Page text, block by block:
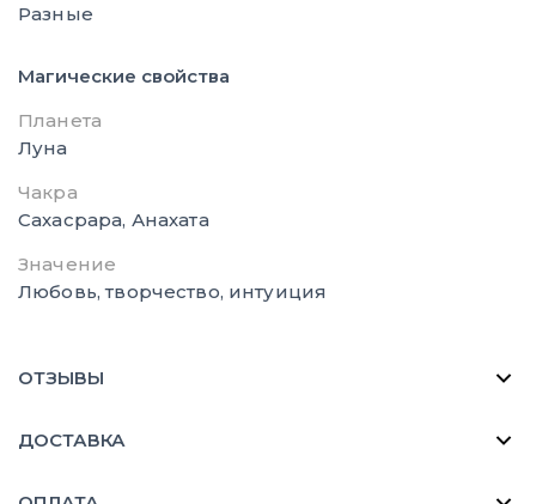
Разные
Магические свойства
Планета
Луна
Чакра
Сахасрара, Анахата
Значение
Любовь, творчество, интуиция
ОТЗЫВЫ
ДОСТАВКА